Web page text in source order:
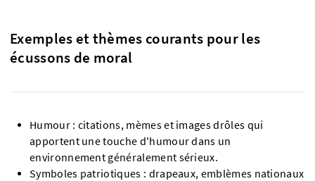
Exemples et thèmes courants pour les
écussons de moral
Humour : citations, mèmes et images drôles qui
apportent une touche d'humour dans un
environnement généralement sérieux.
Symboles patriotiques : drapeaux, emblèmes nationaux